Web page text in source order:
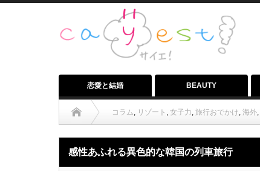
恋愛と結婚 BEAUTY
コラム, リゾート , 女子力 , 旅行おでかけ, 海外,
感性あふれる異色的な韓国の列車旅行